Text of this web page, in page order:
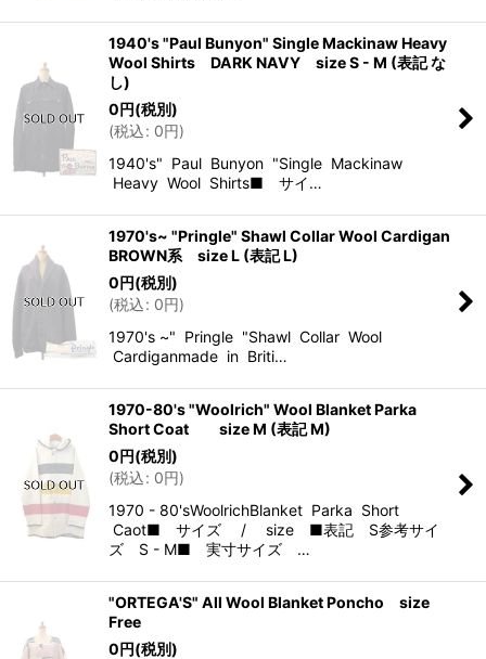
1940's "Paul Bunyon" Single Mackinaw Heavy
Wool Shirts DARK NAVY size S - M (表記 な
し)
0円(税別)
(税込: 0円)
1940's" Paul Bunyon "Single Mackinaw
Heavy Wool Shirts■ サイ…
1970's~ "Pringle" Shawl Collar Wool Cardigan
BROWN系 size L (表記 L)
0円(税別)
(税込: 0円)
1970's ~" Pringle "Shawl Collar Wool
Cardiganmade in Briti…
1970-80's "Woolrich" Wool Blanket Parka
Short Coat size M (表記 M)
0円(税別)
(税込: 0円)
1970 - 80'sWoolrichBlanket Parka Short
Caot■ サイズ / size ■表記 S参考サイ
ズ S - M■ 実寸サイズ …
"ORTEGA'S" All Wool Blanket Poncho size
Free
0円(税別)